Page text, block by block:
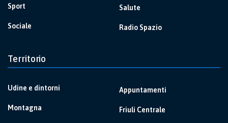
Sport
Sociale
Salute
Radio Spazio
Territorio
Udine e dintorni
Montagna
Appuntamenti
Friuli Centrale